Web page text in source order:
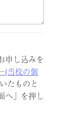
申し込みを
(当校の個
たものと
へ」を押し